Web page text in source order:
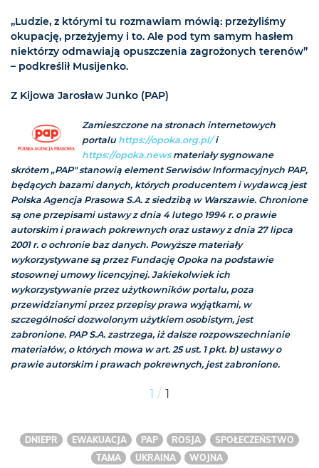
„Ludzie, z którymi tu rozmawiam mówią: przeżyliśmy
okupację, przeżyjemy i to. Ale pod tym samym hasłem
niektórzy odmawiają opuszczenia zagrożonych terenów”
– podkreślił Musijenko.
Z Kijowa Jarosław Junko (PAP)
Zamieszczone na stronach internetowych
portalu https://opoka.org.pl/i
https://opoka.newsmateriały sygnowane
skrótem „PAP" stanowią element Serwisów Informacyjnych PAP,
będących bazami danych, których producentem i wydawcą jest
Polska Agencja Prasowa S.A. z siedzibą w Warszawie. Chronione
są one przepisami ustawy z dnia 4 lutego 1994 r. o prawie
autorskim i prawach pokrewnych oraz ustawy z dnia 27 lipca
2001 r. o ochronie baz danych. Powyższe materiały
wykorzystywane są przez Fundację Opoka na podstawie
stosownej umowy licencyjnej. Jakiekolwiek ich
wykorzystywanie przez użytkowników portalu, poza
przewidzianymi przez przepisy prawa wyjątkami, w
szczególności dozwolonym użytkiem osobistym, jest
zabronione. PAP S.A. zastrzega, iż dalsze rozpowszechnianie
materiałów, o których mowa w art. 25 ust. 1 pkt. b) ustawy o
prawie autorskim i prawach pokrewnych, jest zabronione.
1 / 1
DNIEPR EWAKUACJA PAP ROSJA
SPOŁECZEŃSTWO
TAMA
UKRAINA WOJNA